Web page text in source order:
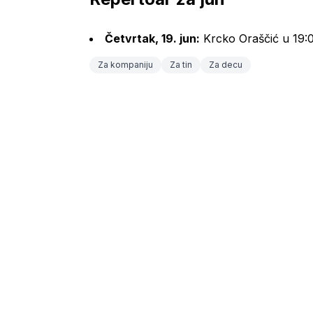
Četvrtak, 19. jun: Krcko Oraščić u
Za kompaniju Za tin Za decu